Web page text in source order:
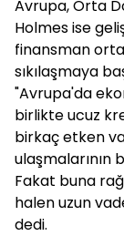
Avrupa, Orta
Holmes ise
finansman
sıkılaşmaya
"Avrupa'da
birlikte ucuz
birkaç etken
ulaşmalarının
Fakat buna
halen uzun
dedi.